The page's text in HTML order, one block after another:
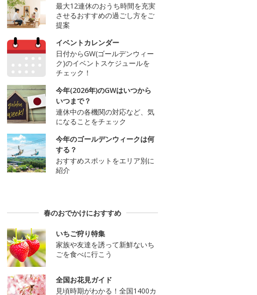
最大12連休のおうち時間を充実
させるおすすめの過ごし方をご
提案
イベントカレンダー
日付からGW(ゴールデンウィー
ク)のイベントスケジュールを
チェック！
今年(2026年)のGWはいつから
いつまで？
連休中の各機関の対応など、気
になることをチェック
今年のゴールデンウィークは何
する？
おすすめスポットをエリア別に
紹介
春のおでかけにおすすめ
いちご狩り特集
家族や友達を誘って新鮮ないち
ごを食べに行こう
全国お花見ガイド
見頃時期がわかる！全国1400カ